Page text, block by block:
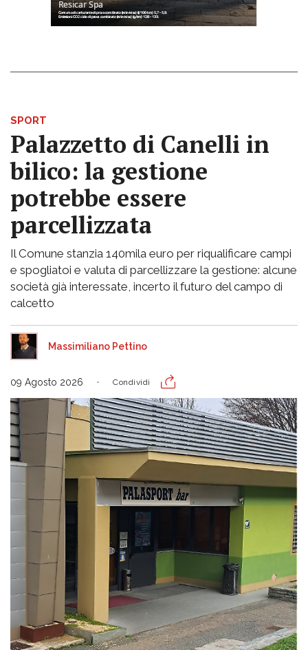
SPORT
Palazzetto di Canelli in
bilico: la gestione
potrebbe essere
parcellizzata
Il Comune stanzia 140mila euro per riqualificare campi
e spogliatoi e valuta di parcellizzare la gestione: alcune
società già interessate, incerto il futuro del campo di
calcetto
Massimiliano Pettino
09 Agosto 2026 Condividi